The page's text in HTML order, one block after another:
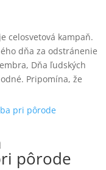
celosvetová kampaň.
dňa za odstránenie
Dňa ľudských
Pripomína, že
pôrode